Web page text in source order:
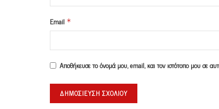
Email *
Αποθήκευσε το όνομά μου, email, και τον ιστότοπο μου σε